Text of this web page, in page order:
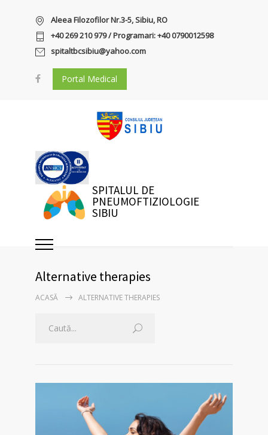
Aleea Filozofilor Nr.3-5, Sibiu, RO
+40 269 210 979 / Programari: +40 0790012598
spitaltbcsibiu@yahoo.com
Portal Medical
SPITALUL DE
PNEUMOFTIZIOLOGIE
SIBIU
Alternative therapies
ACASĂ ALTERNATIVE THERAPIES